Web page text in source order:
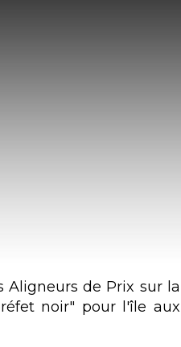
de Prix sur la
noir" pour l'île aux